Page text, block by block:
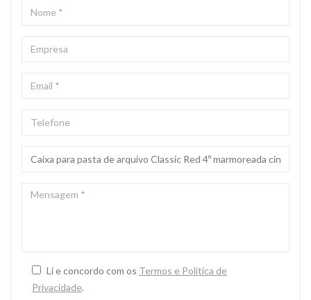
Li e concordo com os Termos e Politica de
Privacidade.